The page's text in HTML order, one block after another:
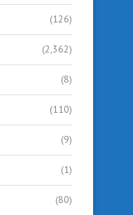
(126)
(2,362)
(8)
(110)
(9)
(1)
(80)